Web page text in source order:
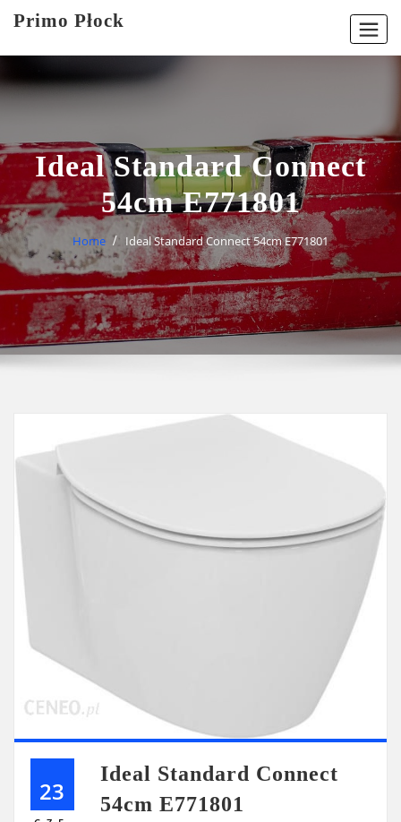
Primo Płock
Ideal Standard Connect
54cm E771801
Home Ideal Standard Connect 54cm E771801
23
Ideal Standard Connect
54cm E771801